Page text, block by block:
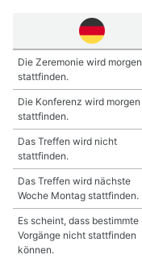
Die Zeremonie wird morgen
stattfinden.
Die Konferenz wird morgen
stattfinden.
Das Treffen wird nicht
stattfinden.
Das Treffen wird nächste
Woche Montag stattfinden.
Es scheint, dass bestimmte
Vorgänge nicht stattfinden
können.